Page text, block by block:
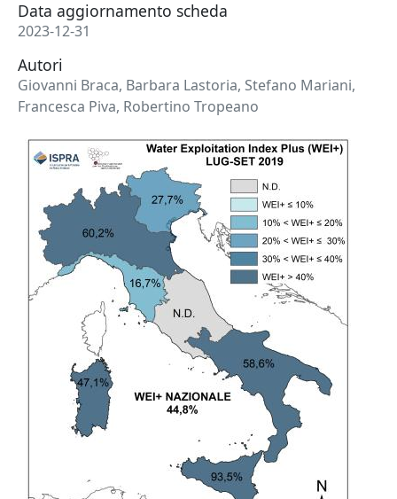
Data aggiornamento scheda
2023-12-31
Autori
Giovanni Braca, Barbara Lastoria, Stefano Mariani,
Francesca Piva, Robertino Tropeano